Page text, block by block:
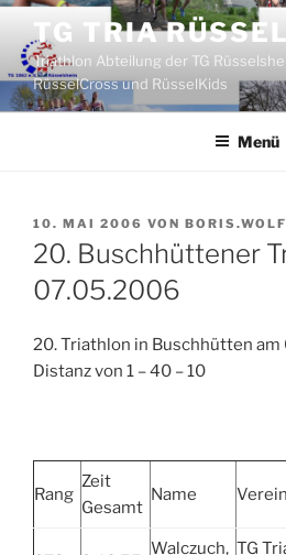
Zum
Inhalt
springen
TG TRIA
Triathlon Abteilung der TG
RüsselCross und RüsselKids
Menü
VERÖFFENTLICHT
AM
10. MAI 2006 VON BORIS.WOLF
20. Buschhüttener
07.05.2006
20. Triathlon in Buschhütten
Distanz von 1 – 40 – 10
Rang
Zeit
Gesamt
Name Verein
Walczuch, TG